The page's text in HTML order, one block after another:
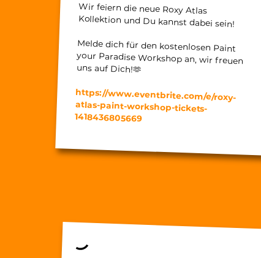
Wir feiern die neue Roxy Atlas
Kollektion und Du kannst dabei sein!
Melde dich für den kostenlosen Paint
your Paradise Workshop an, wir freuen
uns auf Dich!🫶
https://www.eventbrite.com/e/roxy-
atlas-paint-workshop-tickets-
1418436805669